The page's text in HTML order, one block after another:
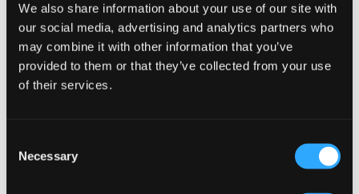
We also share information about your use of our site with
our social media, advertising and analytics partners who
may combine it with other information that you’ve
provided to them or that they’ve collected from your use
of their services.
Selection
Necessary